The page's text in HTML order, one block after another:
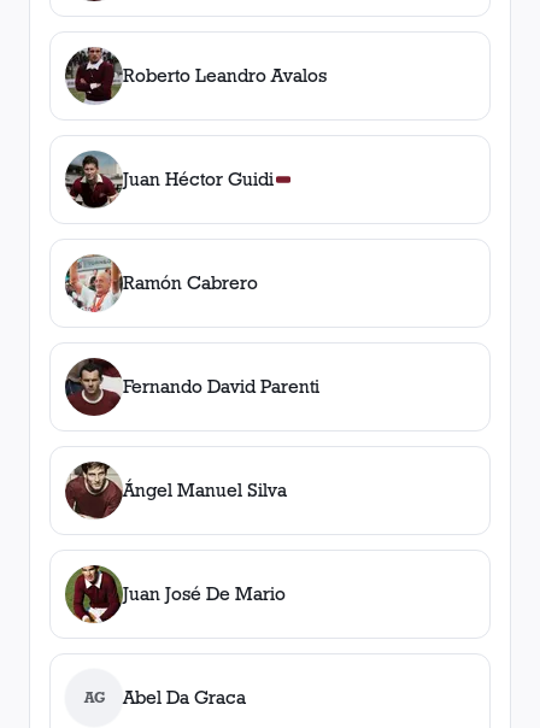
Roberto Leandro Avalos
Juan Héctor Guidi
Ramón Cabrero
Fernando David Parenti
Ángel Manuel Silva
Juan José De Mario
AG Abel Da Graca